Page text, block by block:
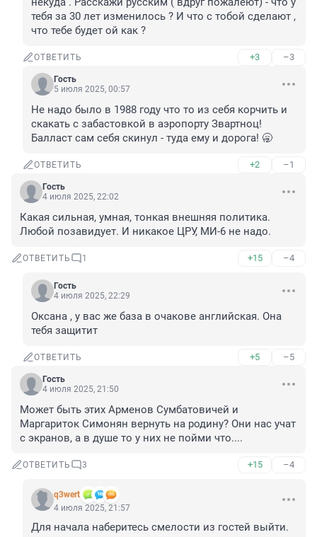
тебя за 30 лет изменилось ? И что с тобой сделают ,
что тебе будет ой как ?
ОТВЕТИТЬ +3 –3
Гость
5 июля 2025, 00:57
Не надо было в 1988 году что то из себя корчить и
скакать с забастовкой в аэропорту Звартноц!
Балласт сам себя скинул - туда ему и дорога! 🥱
ОТВЕТИТЬ +2 –1
Гость
4 июля 2025, 22:02
Какая сильная, умная, тонкая внешняя политика.
Любой позавидует. И никакое ЦРУ, МИ-6 не надо.
ОТВЕТИТЬ 1 +15 –4
Гость
4 июля 2025, 22:29
Оксана , у вас же база в очакове английская. Она
тебя защитит
ОТВЕТИТЬ +5 –5
Гость
4 июля 2025, 21:50
Может быть этих Арменов Сумбатовичей и
Маргариток Симонян вернуть на родину? Они нас учат
с экранов, а в душе то у них не пойми что....
ОТВЕТИТЬ 3 +15 –4
q3wert
4 июля 2025, 21:57
Для начала наберитесь смелости из гостей выйти.